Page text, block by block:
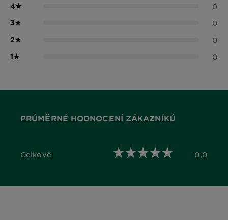
4★ 0
3★ 0
2★ 0
1★ 0
PRŮMĚRNÉ HODNOCENÍ ZÁKAZNÍKŮ
Celkově
0,0 out of 5 stars 0,0